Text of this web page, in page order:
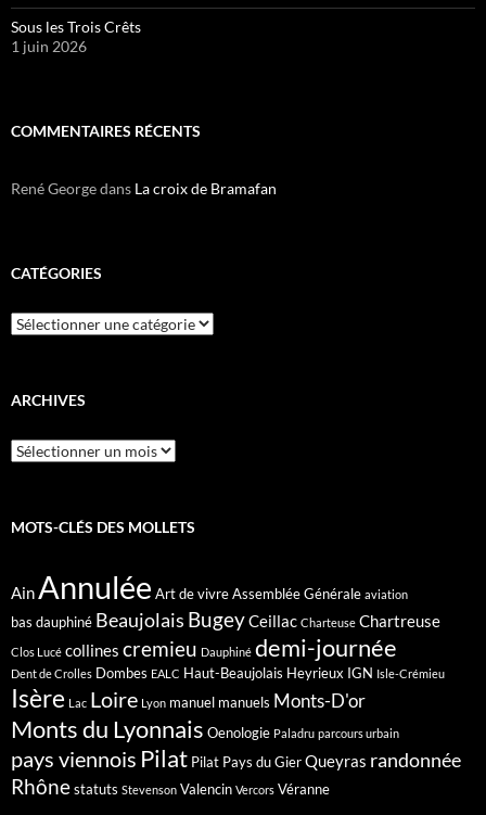
Sous les Trois Crêts
1 juin 2026
COMMENTAIRES RÉCENTS
René Georgedans La croix de Bramafan
CATÉGORIES
Catégories
ARCHIVES
Archives
MOTS-CLÉS DES MOLLETS
Ain Annulée Art de vivreAssemblée Générale aviation
bas dauphiné Beaujolais BugeyCeillac Charteuse Chartreuse
Clos Lucé collines cremieu Dauphiné demi-journée
Dent de Crolles Dombes EALC Haut-Beaujolais Heyrieux IGN Isle-Crémieu
Isère Lac Loire Lyon manuel manuels Monts-D'or
Monts du Lyonnais Oenologie Paladru parcours urbain
pays viennois Pilat Pilat Pays du GierQueyras randonnée
Rhônestatuts Stevenson Valencin Vercors Véranne